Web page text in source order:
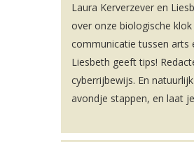
Laura Kerverzever en
over onze biologische
communicatie tussen arts
Liesbeth geeft tips!
cyberrijbewijs. En
avondje stappen, en laat